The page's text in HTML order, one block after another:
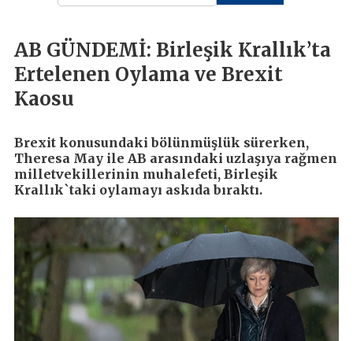
AB GÜNDEMİ: Birleşik Krallık’ta
Ertelenen Oylama ve Brexit
Kaosu
Brexit konusundaki bölünmüşlük sürerken,
Theresa May ile AB arasındaki uzlaşıya rağmen
milletvekillerinin muhalefeti, Birleşik
Krallık`taki oylamayı askıda bıraktı.